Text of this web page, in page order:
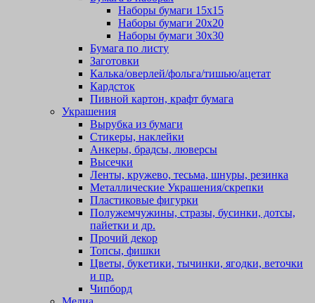
Наборы бумаги 15х15
Наборы бумаги 20х20
Наборы бумаги 30х30
Бумага по листу
Заготовки
Калька/оверлей/фольга/тишью/ацетат
Кардсток
Пивной картон, крафт бумага
Украшения
Вырубка из бумаги
Стикеры, наклейки
Анкеры, брадсы, люверсы
Высечки
Ленты, кружево, тесьма, шнуры, резинка
Металлические Украшения/скрепки
Пластиковые фигурки
Полужемчужины, стразы, бусинки, дотсы,
пайетки и др.
Прочий декор
Топсы, фишки
Цветы, букетики, тычинки, ягодки, веточки
и пр.
Чипборд